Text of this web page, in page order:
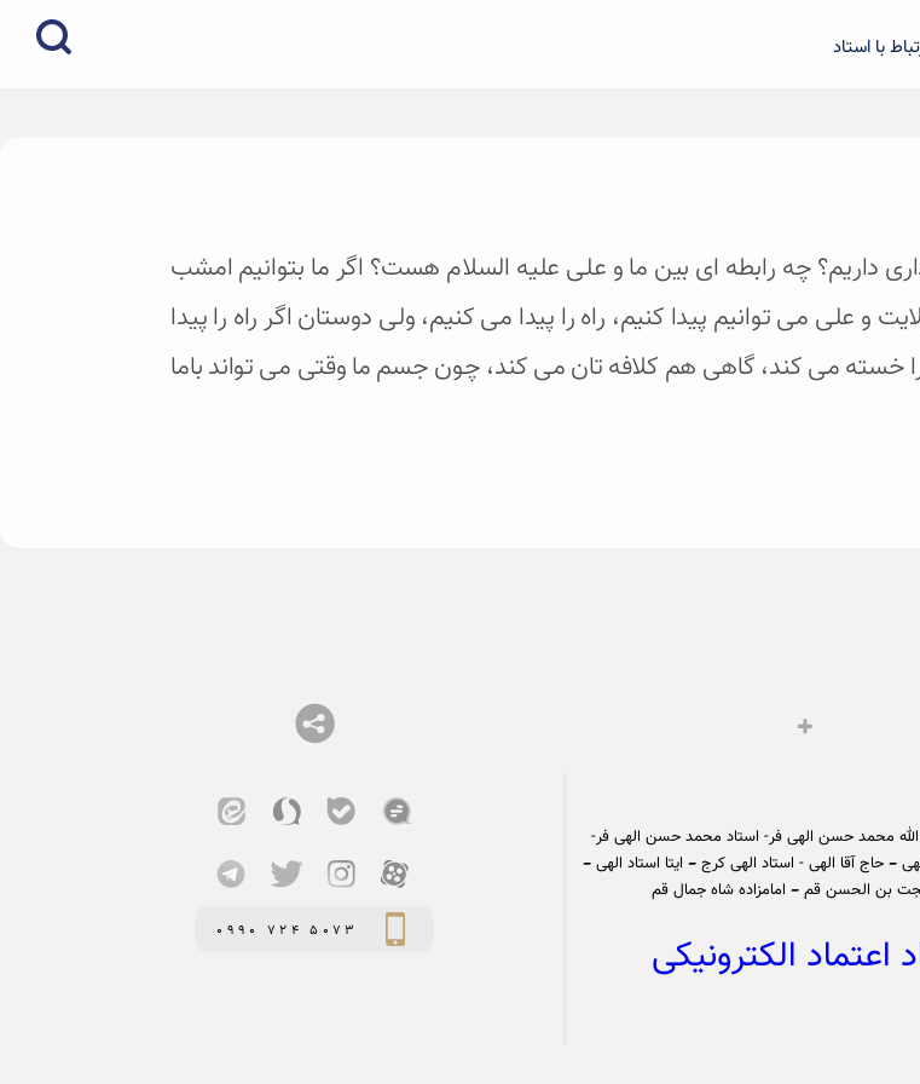
با استاد
داریم؟ چه رابطه ای بین ما و علی علیه السلام هست؟ اگر ما بتوانیم امشب
و علی می توانیم پیدا کنیم، راه را پیدا می کنیم، ولی دوستان اگر راه را پیدا
خسته می کند، گاهی هم کلافه تان می کند، چون جسم ما وقتی می تواند باما
الله محمد حسن الهی فر- استاد محمد حسن الهی فر-
– حاج آقا الهی - استاد الهی کرج – ایتا استاد الهی –
بن الحسن قم – امامزاده شاه جمال قم
0990 724 5073